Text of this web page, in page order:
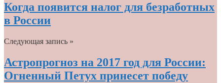
Когда появится налог для безработных
в России
Следующая запись »
Астропрогноз на 2017 год для России:
Огненный Петух принесет победу